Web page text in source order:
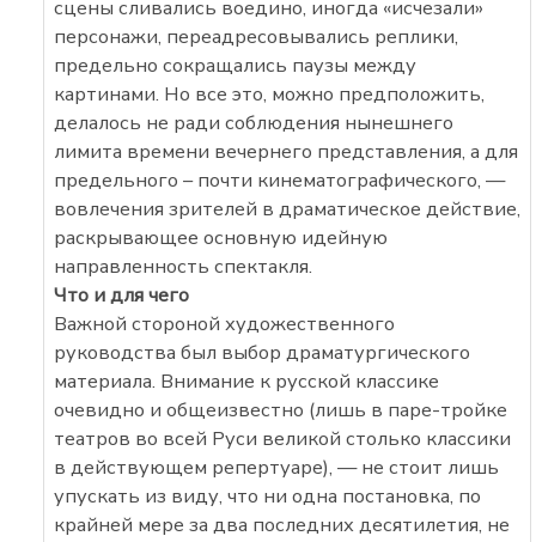
сцены сливались воедино, иногда «исчезали»
персонажи, переадресовывались реплики,
предельно сокращались паузы между
картинами. Но все это, можно предположить,
делалось не ради соблюдения нынешнего
лимита времени вечернего представления, а для
предельного – почти кинематографического, —
вовлечения зрителей в драматическое действие,
раскрывающее основную идейную
направленность спектакля.
Что и для чего
Важной стороной художественного
руководства был выбор драматургического
материала. Внимание к русской классике
очевидно и общеизвестно (лишь в паре-тройке
театров во всей Руси великой столько классики
в действующем репертуаре), — не стоит лишь
упускать из виду, что ни одна постановка, по
крайней мере за два последних десятилетия, не